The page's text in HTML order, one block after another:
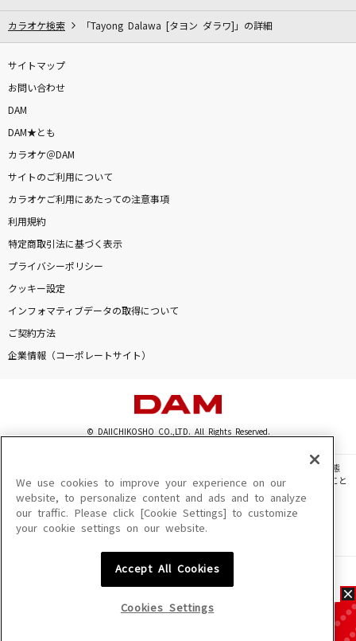
カラオケ検索 「Tayong Dalawa [タヨン ダラワ]」の詳細
サイトマップ
お問い合わせ
DAM
DAM★とも
カラオケ＠DAM
サイトのご利用について
カラオケご利用にあたっての注意事項
利用規約
特定商取引法に基づく表示
プライバシーポリシー
クッキー設定
インフォマティブデータの取得について
ご契約方法
企業情報（コーポレートサイト）
© DAIICHIKOSHO CO.,LTD. All Rights Reserved.
このサイトに掲載されている一切の文章・画像・写真・動画・音声等を、手段や形態
を問わず、著作権法の定める範囲を超えて無断で複製、転載、ファイル化などすること
を禁じます。
楽曲及びコンテンツは、機種によりご利用いただけない場合があります。
楽曲及びコンテンツの配信日、配信内容が変更になる場合があります。
We use cookies to improve your experience on our
website, to personalize content and ads and to analyze
our traffic. Please click [Cookie Settings] to customize
your cookie settings on our website.
Accept All Cookies
Cookies Settings